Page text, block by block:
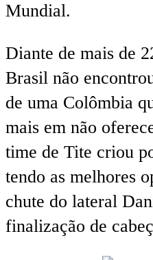
Mundial.
Diante de mais de
Brasil não
de uma Colômbia
mais em não
time de Tite criou
tendo as melhores
chute do lateral
finalização de